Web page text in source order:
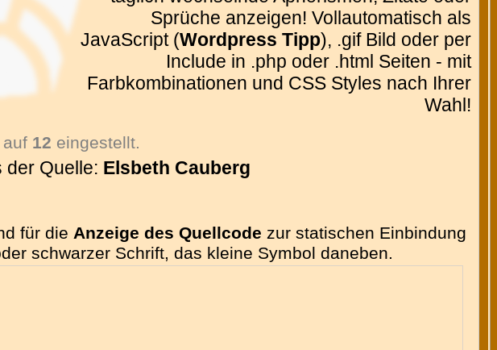
Sprüche anzeigen! Vollautomatisch als
JavaScript (Wordpress Tipp), .gif Bild oder per
Include in .php oder .html Seiten - mit
Farbkombinationen und CSS Styles nach Ihrer
Wahl!
12 eingestellt.
der Quelle: Elsbeth Cauberg
für die Anzeige des Quellcode zur statischen Einbindung
schwarzer Schrift, das kleine Symbol daneben.